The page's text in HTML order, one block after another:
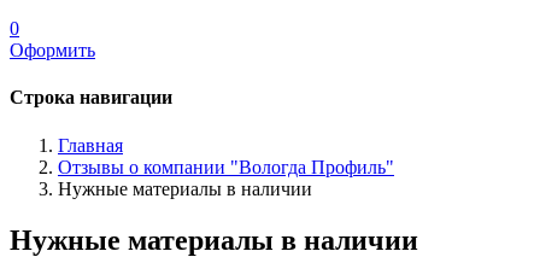
0
Оформить
Строка навигации
Главная
Отзывы о компании "Вологда Профиль"
Нужные материалы в наличии
Нужные материалы в наличии